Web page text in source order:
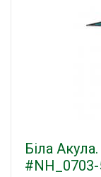
Біла